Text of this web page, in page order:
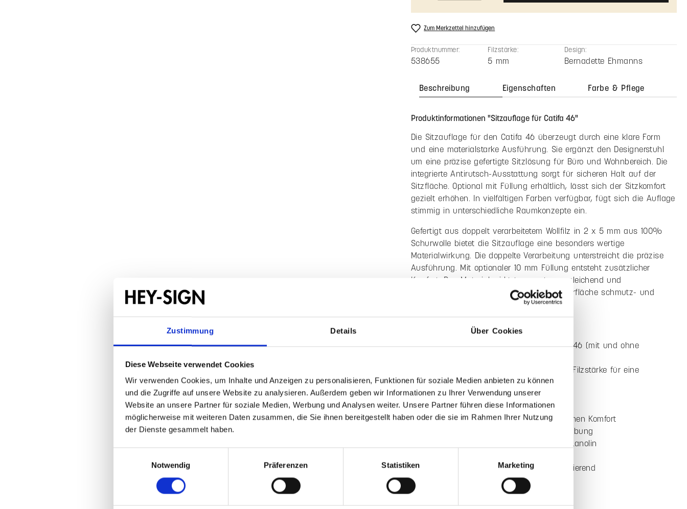
Zustimmung Details Über Cookies
Diese Webseite verwendet Cookies
Wir verwenden Cookies, um Inhalte und Anzeigen zu personalisieren, Funktionen für soziale Medien anbieten zu können
und die Zugriffe auf unsere Website zu analysieren. Außerdem geben wir Informationen zu Ihrer Verwendung unserer
Website an unsere Partner für soziale Medien, Werbung und Analysen weiter. Unsere Partner führen diese Informationen
möglicherweise mit weiteren Daten zusammen, die Sie ihnen bereitgestellt haben oder die sie im Rahmen Ihrer Nutzung
der Dienste gesammelt haben.
Notwendig
Präferenzen Statistiken Marketing
Konfiguration zurücksetzen
Anzahl Stückpreis
Bis 123,50 €
Produkt Anzahl: Gib den gewünschten Wert ein oder benutze die
In den Warenkorb
Zum Merkzettel hinzufügen
Produktnummer: Filzstärke: Design:
Beschreibung Eigenschaften Farbe & Pflege
Produktinformationen "Sitzauflage für Catifa 46"
Die Sitzauflage für den Catifa 46 überzeugt durch eine klare Form
integrierte Antirutsch-Ausstattung sorgt für sicheren Halt auf der
Sitzfläche. Optional mit Füllung erhältlich, lässt sich der Sitzkomfort
stimmig in unterschiedliche Raumkonzepte ein.
Gefertigt aus doppelt verarbeitetem Wollfilz in 2 x 5 mm aus 100%
Schurwolle bietet die Sitzauflage eine besonders wertige
Materialwirkung. Die doppelte Verarbeitung unterstreicht die präzise
Ausführung. Mit optionaler 10 mm Füllung entsteht zusätzlicher
Komfort. Das Material wirkt temperaturausgleichend und
wasserabweisend sowie pflegeleicht.
Produktvorteile auf einen Blick